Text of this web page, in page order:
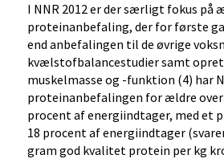
I NNR 2012 er der særligt fokus på
proteinanbefaling, der for første
end anbefalingen til de øvrige
kvælstofbalancestudier samt
muskelmasse og -funktion (4) har
proteinanbefalingen for ældre over
procent af energiindtager, med et
18 procent af energiindtager
gram god kvalitet protein per kg